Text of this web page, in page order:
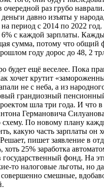
очередной раз грубо
давно изъяты у
период с 2014 по 2022
с каждой зарплаты.
сумма, потому что общий
году дорос до 48, 2
будет ещё веселее. Пока
хочет крутит
не с неба, а из
грандиозный
шла три года. И что
Германовича
По новому плану
какую часть зарплаты он
пишет заявление в
хоть 25% заработка
государственный фонд. На
то налоговые льготы, но
смешные,